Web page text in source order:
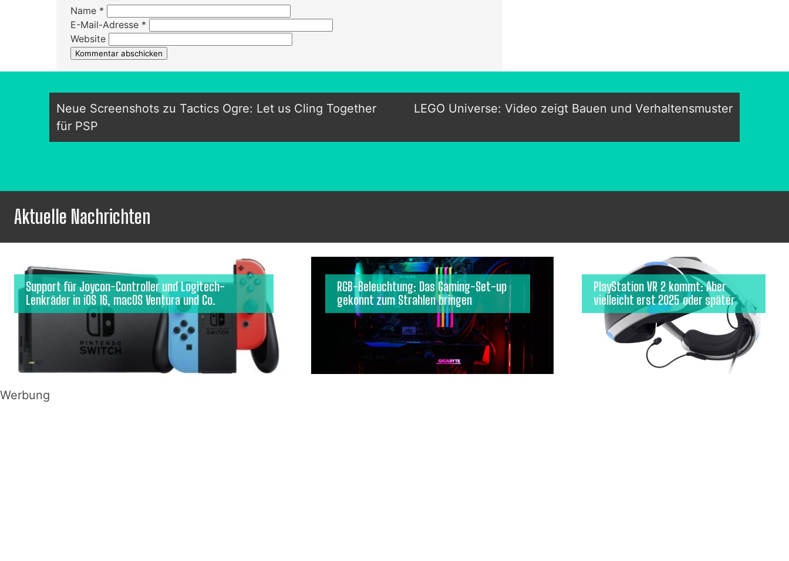
Name *
E-Mail-Adresse *
Website
Neue Screenshots zu Tactics Ogre: Let us Cling Together
für PSP
LEGO Universe: Video zeigt Bauen und Verhaltensmuster
Aktuelle Nachrichten
Support für Joycon-Controller und Logitech-
Lenkräder in iOS 16, macOS Ventura und Co.
RGB-Beleuchtung: Das Gaming-Set-up
gekonnt zum Strahlen bringen
PlayStation VR 2 kommt: Aber
vielleicht erst 2025 oder später
Werbung